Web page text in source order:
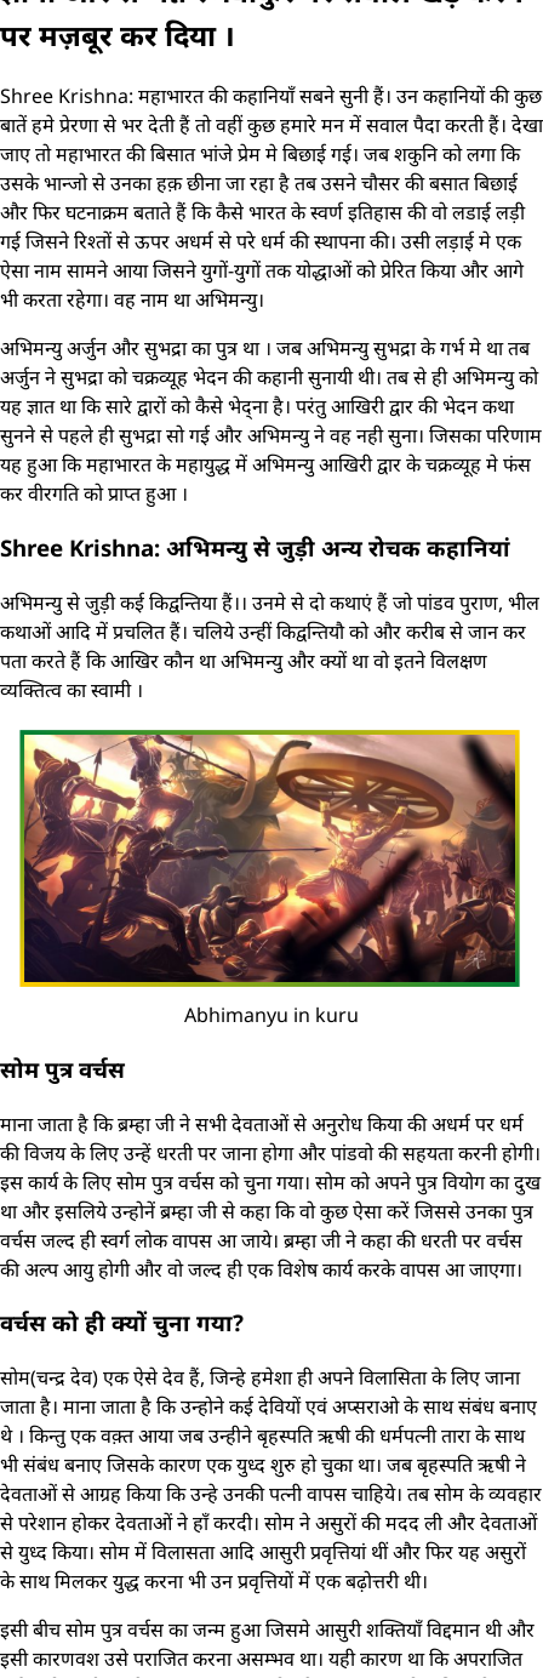
पर मज़बूर कर दिया ।
Shree Krishna: महाभारत की कहानियाँ सबने सुनी हैं। उन कहानियों की कुछ
बातें हमे प्रेरणा से भर देती हैं तो वहीं कुछ हमारे मन में सवाल पैदा करती हैं। देखा
जाए तो महाभारत की बिसात भांजे प्रेम मे बिछाई गई। जब शकुनि को लगा कि
उसके भान्जो से उनका हक़ छीना जा रहा है तब उसने चौसर की बसात बिछाई
और फिर घटनाक्रम बताते हैं कि कैसे भारत के स्वर्ण इतिहास की वो लडाई लड़ी
गई जिसने रिश्तों से ऊपर अधर्म से परे धर्म की स्थापना की। उसी लड़ाई मे एक
ऐसा नाम सामने आया जिसने युगों-युगों तक योद्धाओं को प्रेरित किया और आगे
भी करता रहेगा। वह नाम था अभिमन्यु।
अभिमन्यु अर्जुन और सुभद्रा का पुत्र था । जब अभिमन्यु सुभद्रा के गर्भ मे था तब
अर्जुन ने सुभद्रा को चक्रव्यूह भेदन की कहानी सुनायी थी। तब से ही अभिमन्यु को
यह ज्ञात था कि सारे द्वारों को कैसे भेद्ना है। परंतु आखिरी द्वार की भेदन कथा
सुनने से पहले ही सुभद्रा सो गई और अभिमन्यु ने वह नही सुना। जिसका परिणाम
यह हुआ कि महाभारत के महायुद्ध में अभिमन्यु आखिरी द्वार के चक्रव्यूह मे फंस
कर वीरगति को प्राप्त हुआ ।
Shree Krishna: अभिमन्यु से जुड़ी अन्य रोचक कहानियां
अभिमन्यु से जुड़ी कई किद्वन्तिया हैं।। उनमे से दो कथाएं हैं जो पांडव पुराण, भील
कथाओं आदि में प्रचलित हैं। चलिये उन्हीं किद्वन्तियौ को और करीब से जान कर
पता करते हैं कि आखिर कौन था अभिमन्यु और क्यों था वो इतने विलक्षण
व्यक्तित्व का स्वामी ।
Abhimanyu in kuru
सोम पुत्र वर्चस
माना जाता है कि ब्रम्हा जी ने सभी देवताओं से अनुरोध किया की अधर्म पर धर्म
की विजय के लिए उन्हें धरती पर जाना होगा और पांडवो की सहयता करनी होगी।
इस कार्य के लिए सोम पुत्र वर्चस को चुना गया। सोम को अपने पुत्र वियोग का दुख
था और इसलिये उन्होनें ब्रम्हा जी से कहा कि वो कुछ ऐसा करें जिससे उनका पुत्र
वर्चस जल्द ही स्वर्ग लोक वापस आ जाये। ब्रम्हा जी ने कहा की धरती पर वर्चस
की अल्प आयु होगी और वो जल्द ही एक विशेष कार्य करके वापस आ जाएगा।
वर्चस को ही क्यों चुना गया?
सोम(चन्द्र देव) एक ऐसे देव हैं, जिन्हे हमेशा ही अपने विलासिता के लिए जाना
जाता है। माना जाता है कि उन्होने कई देवियों एवं अप्सराओ के साथ संबंध बनाए
थे । किन्तु एक वक़्त आया जब उन्हीने बृहस्पति ऋषी की धर्मपत्नी तारा के साथ
भी संबंध बनाए जिसके कारण एक युध्द शुरु हो चुका था। जब बृहस्पति ऋषी ने
देवताओं से आग्रह किया कि उन्हे उनकी पत्नी वापस चाहिये। तब सोम के व्यवहार
से परेशान होकर देवताओं ने हाँ करदी। सोम ने असुरों की मदद ली और देवताओं
से युध्द किया। सोम में विलासता आदि आसुरी प्रवृत्तियां थीं और फिर यह असुरों
के साथ मिलकर युद्ध करना भी उन प्रवृत्तियों में एक बढ़ोत्तरी थी।
इसी बीच सोम पुत्र वर्चस का जन्म हुआ जिसमे आसुरी शक्तियाँ विद्दमान थी और
इसी कारणवश उसे पराजित करना असम्भव था। यही कारण था कि अपराजित